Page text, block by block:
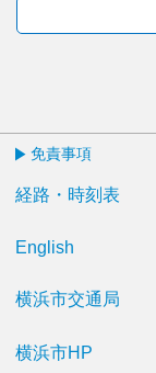
免責事項
経路・時刻表
English
横浜市交通局
横浜市HP